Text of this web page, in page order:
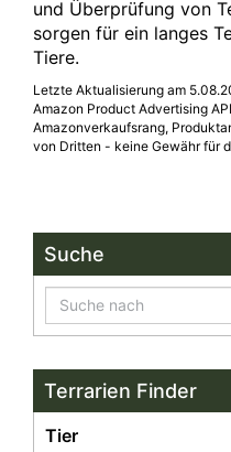
und Überprüfung von
sorgen für ein langes
Tiere.
Letzte Aktualisierung am
Amazon Product Advertising
Amazonverkaufsrang,
von Dritten - keine Gewähr für
Suche
Terrarien Finder
Tier